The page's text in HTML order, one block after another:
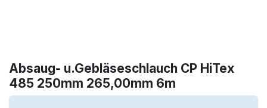
Absaug- u.Gebläseschlauch CP HiTex
485 250mm 265,00mm 6m